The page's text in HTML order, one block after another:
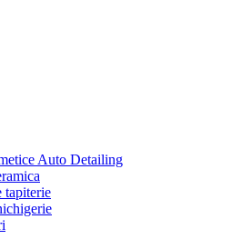
Auto Detailing
tapiterie